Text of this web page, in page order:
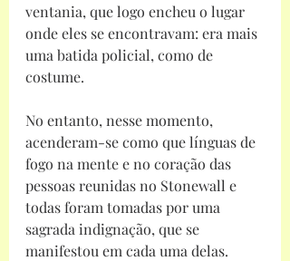
ventania, que logo encheu o lugar
onde eles se encontravam: era mais
uma batida policial, como de
costume.
No entanto, nesse momento,
acenderam-se como que línguas de
fogo na mente e no coração das
pessoas reunidas no Stonewall e
todas foram tomadas por uma
sagrada indignação, que se
manifestou em cada uma delas.